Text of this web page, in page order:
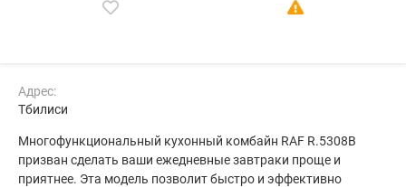
Адрес:
Тбилиси
Многофункциональный кухонный комбайн RAF R.5308B
призван сделать ваши ежедневные завтраки проще и
приятнее. Эта модель позволит быстро и эффективно